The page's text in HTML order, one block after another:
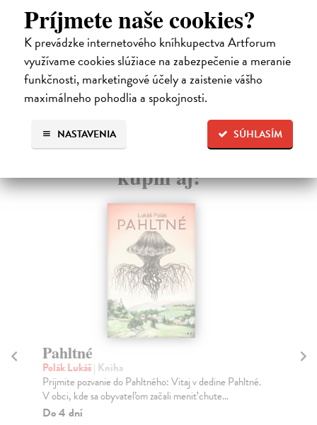
Príjmete naše cookies?
K prevádzke internetového kníhkupectva Artforum
využívame cookies slúžiace na zabezpečenie a meranie
funkčnosti, marketingové účely a zaistenie vášho
maximálneho pohodlia a spokojnosti.
SÚHLASÍM
NASTAVENIA
15,21 €
16,90 € ?
Čitatelia s podobným vkusom si
kúpili aj:
Pahltné
Polák Lukáš| Kniha
Prijmite pozvanie do Pahltného: Vitaj v dedine Pahltné.
V obci, kde sa obyvateľom začali meniť chute...
Do 4 dní